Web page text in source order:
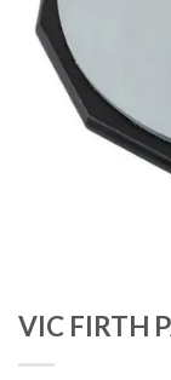
VIC FIRTH